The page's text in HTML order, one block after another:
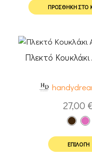
ΠΡΟΣΘΉΚΗ ΣΤΟ
Πλεκτό
27,00
ΕΠΙΛΟΓΉ